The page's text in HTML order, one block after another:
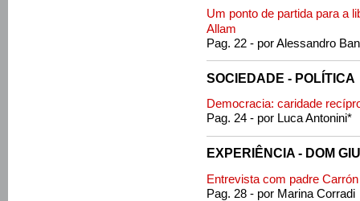
Um ponto de partida para a
Allam
Pag. 22 - por Alessandro
SOCIEDADE - POLÍTICA
Democracia: caridade
Pag. 24 - por Luca Antonini*
EXPERIÊNCIA - DOM
Entrevista com padre
Pag. 28 - por Marina Corradi